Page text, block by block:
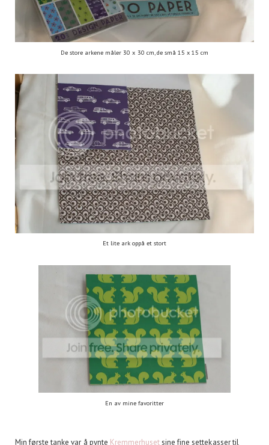
De store arkene måler 30 x 30 cm, de små 15 x 15 cm
Et lite ark oppå et stort
En av mine favoritter
Min første tanke var å pynte Kremmerhusetsine fine settekasser til